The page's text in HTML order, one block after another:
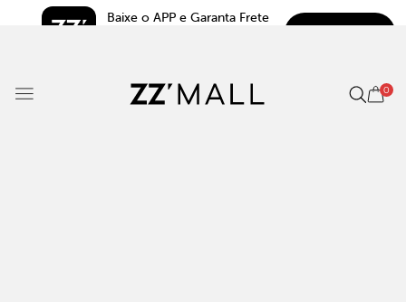
Baixe o APP e Garanta Frete
0